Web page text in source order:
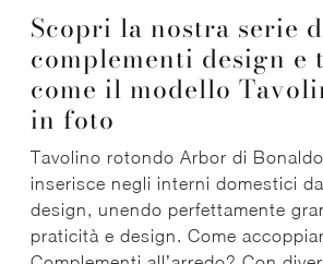
Scopri la nostra serie
complementi design e
come il modello
in foto
Tavolino rotondo Arbor di
inserisce negli interni domestici
design, unendo perfettamente
praticità e design. Come